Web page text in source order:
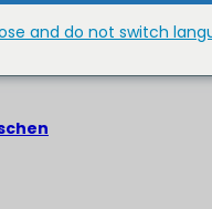
and do not switch